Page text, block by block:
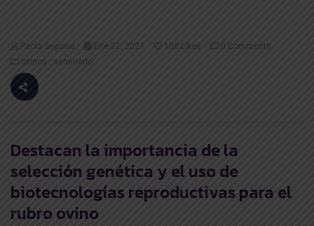
Paola Segovia Ene 27, 2023 100 Likes
0 Comments
ovinos
seminario
Destacan la importancia de la
selección genética y el uso de
biotecnologías reproductivas para el
rubro ovino